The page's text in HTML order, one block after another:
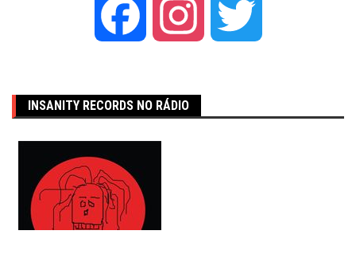
Facebook Instagram
INSANITY RECORDS NO RÁDIO